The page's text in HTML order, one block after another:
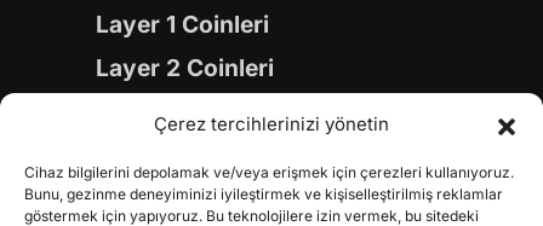
Çerez tercihlerinizi yönetin
Cihaz bilgilerini depolamak ve/veya erişmek için çerezleri kullanıyoruz.
Bunu, gezinme deneyiminizi iyileştirmek ve kişiselleştirilmiş reklamlar
göstermek için yapıyoruz. Bu teknolojilere izin vermek, bu sitedeki
Layer 1 Coinleri
Layer 2 Coinleri
Yapay Zeka (AI) Coinleri
Gaming Coinleri